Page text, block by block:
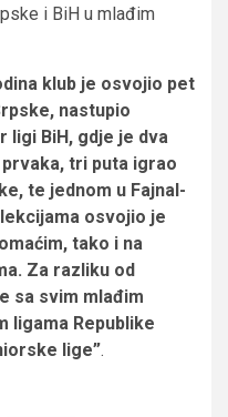
i BiH u mlađim
klub je osvojio pet
nastupio
ligi BiH, gdje je dva
tri puta igrao
te jednom u Fajnal-
osvojio je
tako i na
Za razliku od
sa svim mlađim
ligama Republike
lige”.